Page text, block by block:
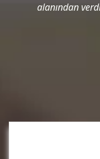
alanından